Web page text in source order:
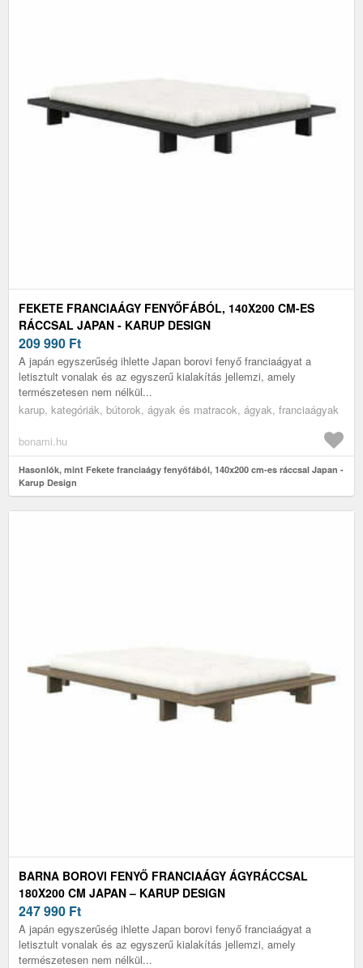
FEKETE FRANCIAÁGY FENYŐFÁBÓL, 140X200 CM-ES
RÁCCSAL JAPAN - KARUP DESIGN
209 990 Ft
A japán egyszerűség ihlette Japan borovi fenyő franciaágyat a
letisztult vonalak és az egyszerű kialakítás jellemzi, amely
természetesen nem nélkül...
karup, kategóriák, bútorok, ágyak és matracok, ágyak, franciaágyak
bonami.hu
Hasonlók, mint Fekete franciaágy fenyőfából, 140x200 cm-es ráccsal Japan -
Karup Design
BARNA BOROVI FENYŐ FRANCIAÁGY ÁGYRÁCCSAL
180X200 CM JAPAN – KARUP DESIGN
247 990 Ft
A japán egyszerűség ihlette Japan borovi fenyő franciaágyat a
letisztult vonalak és az egyszerű kialakítás jellemzi, amely
természetesen nem nélkül...